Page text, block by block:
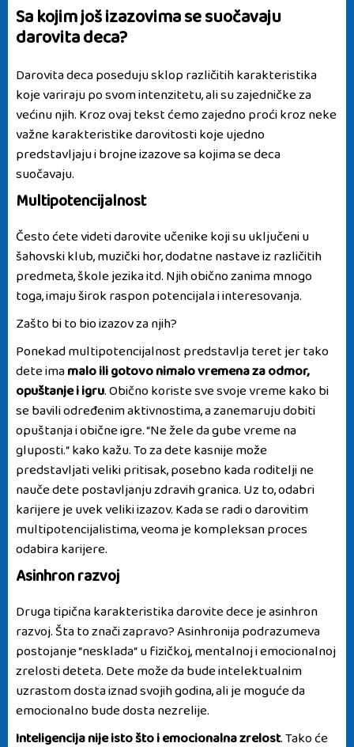
Sa kojim još izazovima se suočavaju
darovita deca?
Darovita decaposeduju sklop različitih karakteristika
koje variraju po svom intenzitetu, ali su zajedničke za
većinu njih. Kroz ovaj tekst ćemo zajedno proći kroz neke
važne karakteristike darovitosti koje ujedno
predstavljaju i brojne izazove sa kojima se deca
suočavaju.
Multipotencijalnost
Često ćete videti darovite učenike koji su uključeni u
šahovski klub, muzički hor, dodatne nastave iz različitih
predmeta, škole jezika itd. Njih obično zanima mnogo
toga, imaju širok raspon potencijala i interesovanja.
Zašto bi to bio izazov za njih?
Ponekad multipotencijalnost predstavlja teret jer tako
dete imamalo ili gotovo nimalo vremena za odmor,
opuštanje i igru. Obično koriste sve svoje vreme kako bi
se bavili određenim aktivnostima, a zanemaruju dobiti
opuštanja i obične igre. “Ne žele da gube vreme na
gluposti.“ kako kažu. To za dete kasnije može
predstavljati veliki pritisak, posebno kada roditelji ne
nauče dete postavljanju zdravih granica. Uz to, odabri
karijere je uvek veliki izazov. Kada se radi o darovitim
multipotencijalistima, veoma je kompleksan proces
odabira karijere.
Asinhron razvoj
Druga tipična karakteristika darovite dece je asinhron
razvoj. Šta to znači zapravo? Asinhronija podrazumeva
postojanje “nesklada“ u fizičkoj, mentalnoj i emocionalnoj
zrelosti deteta. Dete može da bude intelektualnim
uzrastom dosta iznad svojih godina, ali je moguće da
emocionalno bude dosta nezrelije.